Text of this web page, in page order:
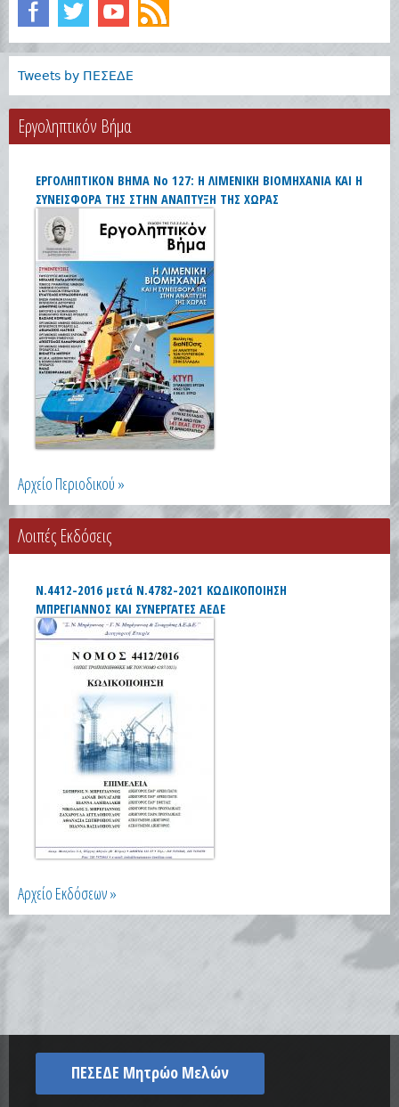
Tweets by ΠΕΣΕΔΕ
Eργοληπτικόν Βήμα
ΕΡΓΟΛΗΠΤΙΚΟΝ ΒΗΜΑ Νο 127: Η ΛΙΜΕΝΙΚΗ ΒΙΟΜΗΧΑΝΙΑ ΚΑΙ Η
ΣΥΝΕΙΣΦΟΡΑ ΤΗΣ ΣΤΗΝ ΑΝΑΠΤΥΞΗ ΤΗΣ ΧΩΡΑΣ
Αρχείο Περιοδικού »
Λοιπές Εκδόσεις
Ν.4412-2016 μετά Ν.4782-2021 ΚΩΔΙΚΟΠΟΙΗΣΗ
ΜΠΡΕΓΙΑΝΝΟΣ ΚΑΙ ΣΥΝΕΡΓΑΤΕΣ ΑΕΔΕ
Αρχείο Εκδόσεων »
ΠΕΣΕΔΕ Μητρώο Μελών